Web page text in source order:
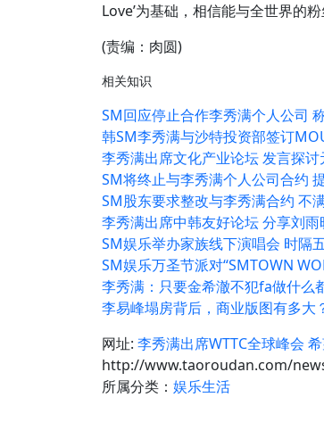
Love’为基础，相信能与全世界的
(责编：肉圆)
相关知识
SM回应停止合作李秀满个人公司
韩SM李秀满与沙特投资部签订
李秀满出席文化产业论坛 发言探
SM将终止与李秀满个人公司合约
SM股东要求整改与李秀满合约 不
李秀满出席中韩友好论坛 分享刘
SM娱乐举办家族线下演唱会 时隔
SM娱乐万圣节派对“SMTOWN
李秀满：只要金希澈不犯fa做什么
李易峰塌房背后，商业版图有多大
网址: 李秀满出席WTTC全球峰会
http://www.taoroudan.com/
所属分类： 娱乐生活